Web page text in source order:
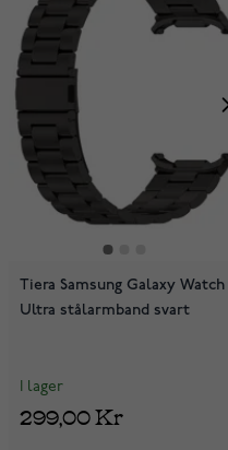
Tiera Samsung Galaxy Watch
Ultra stålarmband svart
I lager
299,00 Kr